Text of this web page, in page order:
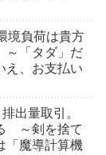
境負荷は貴方
「タダ」だ
、お支払い
出量取引。
～剣を捨て
「魔導計算機